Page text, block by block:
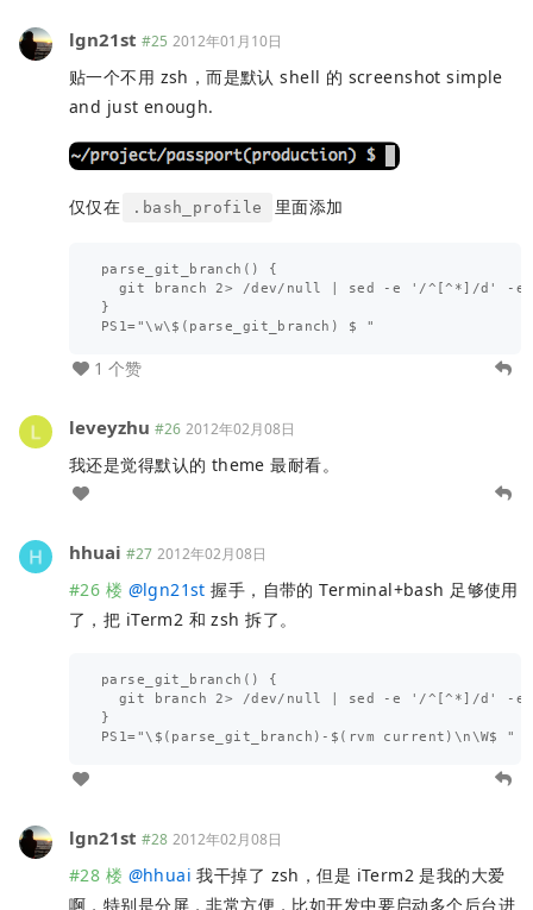
lgn21st #25 2012年01月10日
贴一个不用 zsh，而是默认 shell 的 screenshot simple
and just enough.
仅仅在 .bash_profile 里面添加
parse_git_branch() {
git branch 2> /dev/null | sed -e '/^[^*]/d' -e
}
1 个赞
leveyzhu #26 2012年02月08日
我还是觉得默认的 theme 最耐看。
hhuai #27 2012年02月08日
#26 楼 @lgn21st 握手，自带的 Terminal+bash 足够使用
了，把 iTerm2 和 zsh 拆了。
parse_git_branch() {
git branch 2> /dev/null | sed -e '/^[^*]/d' -e
}
lgn21st #28 2012年02月08日
#28 楼 @hhuai 我干掉了 zsh，但是 iTerm2 是我的大爱
啊，特别是分屏，非常方便，比如开发中要启动多个后台进